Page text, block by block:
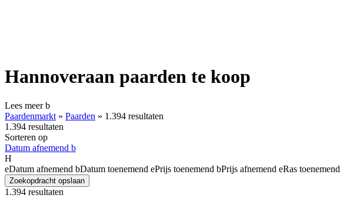
Hannoveraan paarden te koop
Lees meerb
Paardenmarkt » Paarden » 1.394 resultaten
1.394 resultaten
Sorteren op
Datum afnemend b
H
eDatum afnemend bDatum toenemend ePrijs toenemend bPrijs afnemend eRas toenemend
Zoekopdracht opslaan
1.394 resultaten